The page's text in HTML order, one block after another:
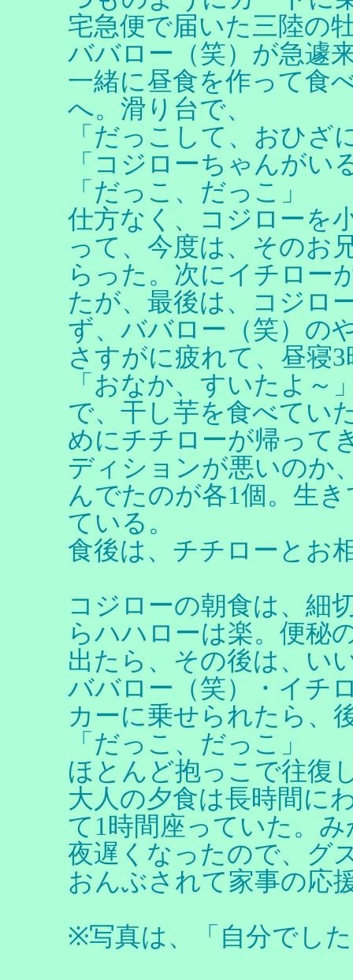
宅急便で届いた三陸の
ババロー（笑）が急遽
一緒に昼食を作って食
へ。滑り台で、
「だっこして、おひざ
「コジローちゃんがい
「だっこ、だっこ」
仕方なく、コジローを
って、今度は、そのお
らった。次にイチロー
たが、最後は、コジロ
ず、ババロー（笑）の
さすがに疲れて、昼寝
「おなか、すいたよ～
で、干し芋を食べてい
めにチチローが帰って
ディションが悪いのか
んでたのが各1個。生
ている。
食後は、チチローとお
コジローの朝食は、細
らハハローは楽。便秘
出たら、その後は、い
ババロー（笑）・イチ
カーに乗せられたら、
「だっこ、だっこ」
ほとんど抱っこで往復
大人の夕食は長時間に
て1時間座っていた。
夜遅くなったので、グ
おんぶされて家事の応
※写真は、「自分でし